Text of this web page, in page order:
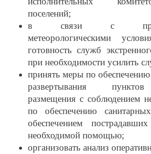
поселений;
в связи с
метеорологическими
готовность служб
при необходимости усилить
принять меры по
развертывания
размещения с соблюдением
по обеспечению
обеспечением
необходимой помощью;
организовать анализ